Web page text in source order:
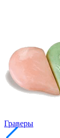
Граверы